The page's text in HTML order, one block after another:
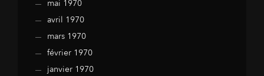
mai 1970
avril 1970
mars 1970
février 1970
janvier 1970